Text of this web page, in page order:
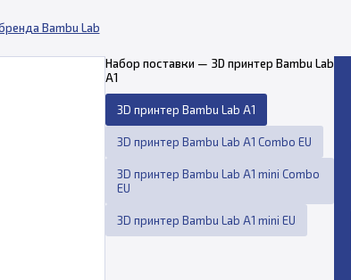
Bambu Lab
Набор поставки — 3D принтер Bambu Lab
A1
3D принтер Bambu Lab A1
3D принтер Bambu Lab A1 Combo EU
3D принтер Bambu Lab A1 mini Combo
EU
3D принтер Bambu Lab A1 mini EU